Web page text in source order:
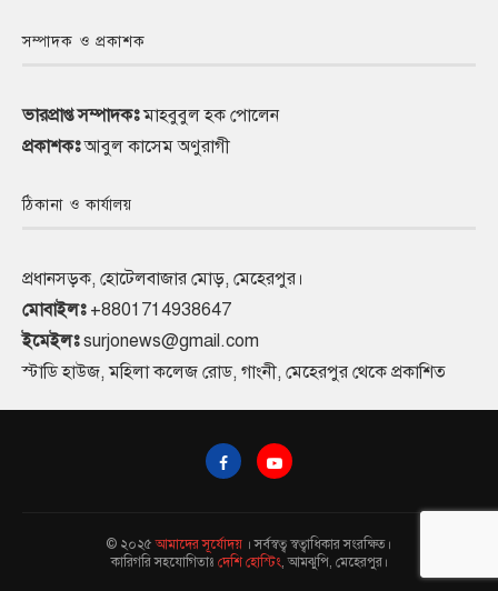
সম্পাদক ও প্রকাশক
ভারপ্রাপ্ত সম্পাদকঃমাহবুবুল হক পোলেন
প্রকাশকঃআবুল কাসেম অণুরাগী
ঠিকানা ও কার্যালয়
প্রধানসড়ক, হোটেলবাজার মোড়, মেহেরপুর।
মোবাইলঃ +8801714938647
ইমেইলঃ surjonews@gmail.com
স্টাডি হাউজ, মহিলা কলেজ রোড, গাংনী, মেহেরপুর থেকে প্রকাশিত
© ২০২৫আমাদের সূর্যোদয় । সর্বস্বত্ব স্বত্বাধিকার সংরক্ষিত।
কারিগরি সহযোগিতাঃ দেশি হোস্টিং, আমঝুপি, মেহেরপুর।